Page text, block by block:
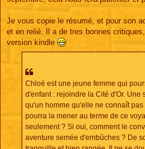
Je vous copie le résumé, et pour son
et en relié. Il a de tres bonnes
version kindle
Chloé est une jeune femme qui
d'enfant : rejoindre la Cité d'Or. Une
qu'un homme qu'elle ne connaît
pourra la mener au terme de ce
seulement ? Si oui, comment le
aventure semée d'embûches ? De